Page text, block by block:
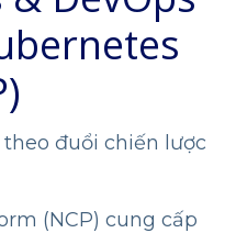
đuổi chiến lược
(NCP) cung cấp